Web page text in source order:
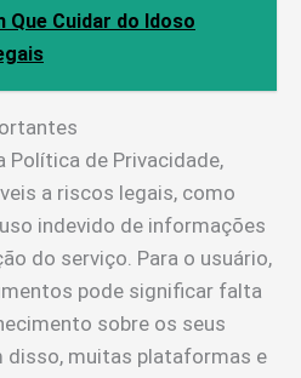
Que Cuidar do Idoso
Política de Privacidade,
a riscos legais, como
indevido de informações
do serviço. Para o usuário,
pode significar falta
sobre os seus
disso, muitas plataformas e